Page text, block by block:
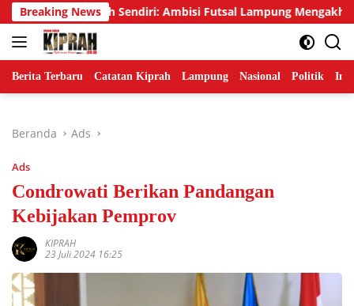
Langsung
ke
konten
Breaking News
Rumah Sendiri: Ambisi Futsal Lampung Mengakhiri Tradisi
Berita Terbaru Catatan Kiprah Lampung Nasional Politik
Beranda Ads
Ads
Condrowati Berikan Pandangan
Kebijakan Pemprov
KIPRAH
23 Juli 2024 16:25